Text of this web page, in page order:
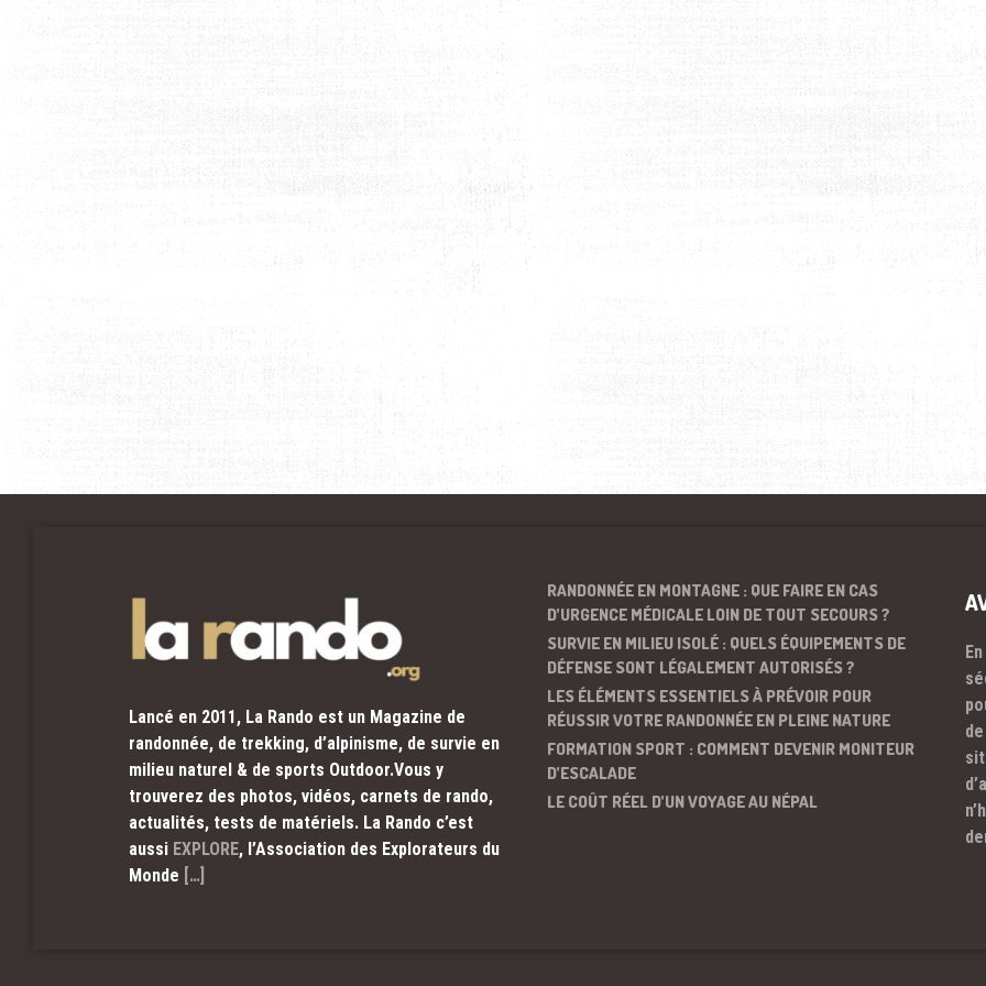
Lancé en 2011, La Rando est un Magazine de
randonnée, de trekking, d’alpinisme, de survie en
milieu naturel & de sports Outdoor.Vous y
trouverez des photos, vidéos, carnets de rando,
actualités, tests de matériels. La Rando c’est
aussi EXPLORE, l’Association des Explorateurs du
Monde […]
RANDONNÉE EN MONTAGNE : QUE FAIRE EN CAS
D’URGENCE MÉDICALE LOIN DE TOUT SECOURS ?
SURVIE EN MILIEU ISOLÉ : QUELS ÉQUIPEMENTS DE
DÉFENSE SONT LÉGALEMENT AUTORISÉS ?
LES ÉLÉMENTS ESSENTIELS À PRÉVOIR POUR
RÉUSSIR VOTRE RANDONNÉE EN PLEINE NATURE
FORMATION SPORT : COMMENT DEVENIR MONITEUR
D’ESCALADE
LE COÛT RÉEL D’UN VOYAGE AU NÉPAL